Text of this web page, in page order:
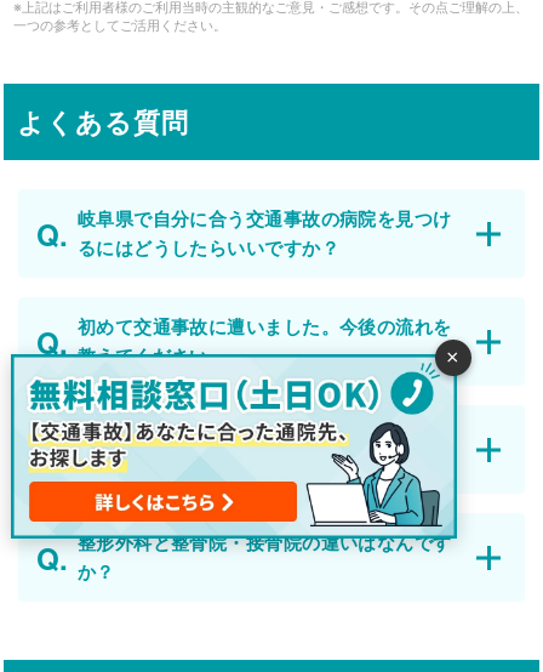
※上記はご利用者様のご利用当時の主観的なご意見・ご感想です。その点ご理解の上、
一つの参考としてご活用ください。
よくある質問
岐阜県で自分に合う交通事故の病院を見つけ
るにはどうしたらいいですか？
初めて交通事故に遭いました。今後の流れを
教えてください。
岐阜県ではどれくらい交通事故が起こってい
ますか？
整形外科と整骨院・接骨院の違いはなんです
か？
×